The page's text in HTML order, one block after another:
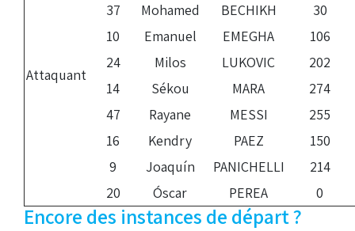
Attaquant
37
Mohamed BECHIKH
30
10
Emanuel EMEGHA
106
24
Milos LUKOVIC
202
14
Sékou MARA
274
47
Rayane MESSI
255
16
Kendry PAEZ
150
9
Joaquín PANICHELLI
214
20
Óscar PEREA 0
Encore des instances de départ ?